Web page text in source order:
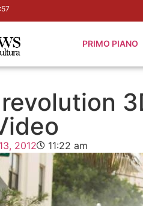
PRIMO PIANO
2012 11:22 am